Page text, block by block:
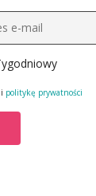
i politykę prywatności